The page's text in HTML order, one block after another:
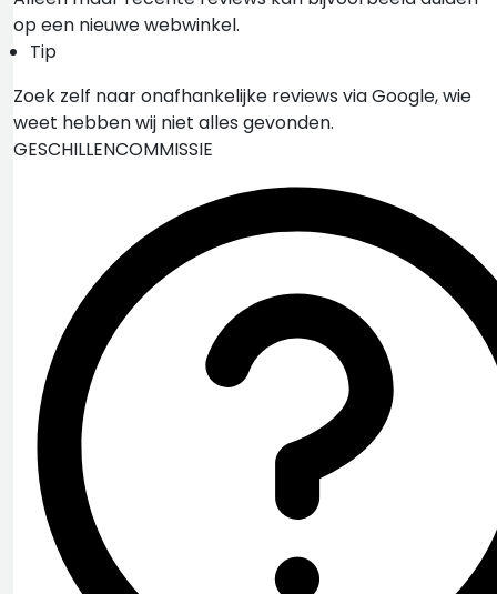
op een nieuwe webwinkel.
Tip
Zoek zelf naar onafhankelijke reviews via Google, wie
weet hebben wij niet alles gevonden.
GESCHILLENCOMMISSIE